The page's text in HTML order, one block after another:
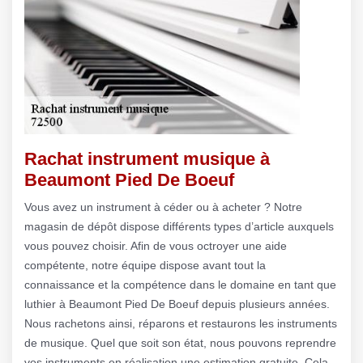
Rachat instrument musique à
Beaumont Pied De Boeuf
Vous avez un instrument à céder ou à acheter ? Notre
magasin de dépôt dispose différents types d’article auxquels
vous pouvez choisir. Afin de vous octroyer une aide
compétente, notre équipe dispose avant tout la
connaissance et la compétence dans le domaine en tant que
luthier à Beaumont Pied De Boeuf depuis plusieurs années.
Nous rachetons ainsi, réparons et restaurons les instruments
de musique. Quel que soit son état, nous pouvons reprendre